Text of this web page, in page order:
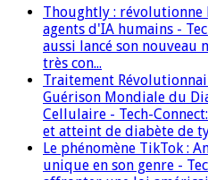
Thoughtly : révolutionne
agents d'IA humains -
aussi lancé son nouveau
très con...
Traitement
Guérison Mondiale du
Cellulaire - Tech-
et atteint de diabète de
Le phénomène TikTok :
unique en son genre -